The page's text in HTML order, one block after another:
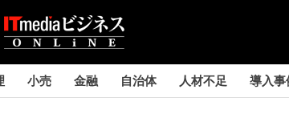
小売 金融 自治体 人材不足 導入事